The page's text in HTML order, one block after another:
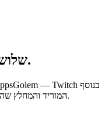
אין מגבלות שימוש.
לחותך YouTube, TikTok המוריד והמחלץ שהושמע הכי הרבה.